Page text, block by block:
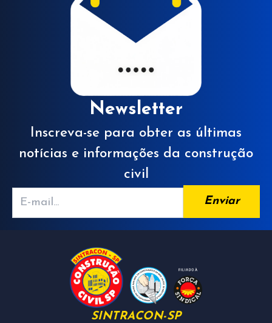
Newsletter
Inscreva-se para obter as últimas
notícias e informações da construção
civil
Enviar
SINTRACON-SP